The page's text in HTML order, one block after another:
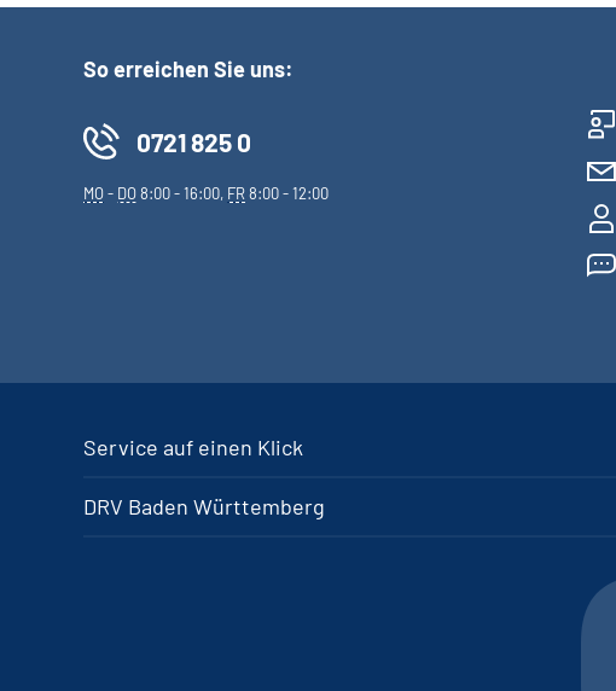
So erreichen Sie uns:
0721 825 0
MO- DO8:00 - 16:00, FR8:00 - 12:00
Service auf einen Klick
DRV Baden Württemberg